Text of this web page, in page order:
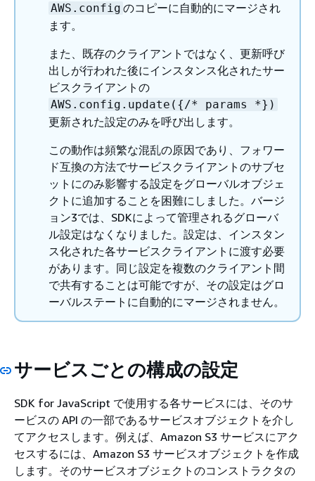
AWS.config のコピーに自動的にマージされ
ます。
また、既存のクライアントではなく、更新呼び
出しが行われた後にインスタンス化されたサー
ビスクライアントの
AWS.config.update( {/* params *})
更新された設定のみを呼び出します。
この動作は頻繁な混乱の原因であり、フォワー
ド互換の方法でサービスクライアントのサブセ
ットにのみ影響する設定をグローバルオブジェ
クトに追加することを困難にしました。バージ
ョン3では、SDKによって管理されるグローバ
ル設定はなくなりました。設定は、インスタン
ス化された各サービスクライアントに渡す必要
があります。同じ設定を複数のクライアント間
で共有することは可能ですが、その設定はグロ
ーバルステートに自動的にマージされません。
サービスごとの構成の設定
SDK for JavaScript で使用する各サービスには、そのサ
ービスの API の一部であるサービスオブジェクトを介し
てアクセスします。例えば、Amazon S3 サービスにアク
セスするには、Amazon S3 サービスオブジェクトを作成
します。そのサービスオブジェクトのコンストラクタの